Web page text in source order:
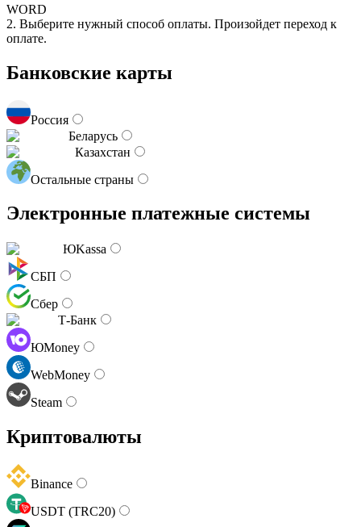
WORD
2. Выберите нужный способ оплаты. Произойдет переход к
оплате.
Банковские карты
Россия
Беларусь
Казахстан
Остальные страны
Электронные платежные системы
ЮKassa
СБП
Сбер
Т-Банк
ЮMoney
WebMoney
Steam
Криптовалюты
Binance
USDT (TRC20)